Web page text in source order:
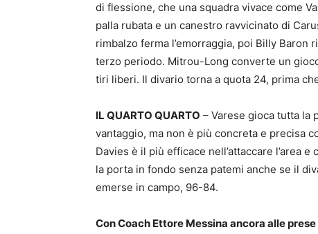
di flessione, che una squadra vivace come
palla rubata e un canestro ravvicinato di
rimbalzo ferma l’emorraggia, poi Billy Baron
terzo periodo. Mitrou-Long converte un
tiri liberi. Il divario torna a quota 24, prima
IL QUARTO QUARTO – Varese gioca tutta la
vantaggio, ma non è più concreta e precisa
Davies è il più efficace nell’attaccare l’area
la porta in fondo senza patemi anche se il
emerse in campo, 96-84.
Con Coach Ettore Messina ancora alle